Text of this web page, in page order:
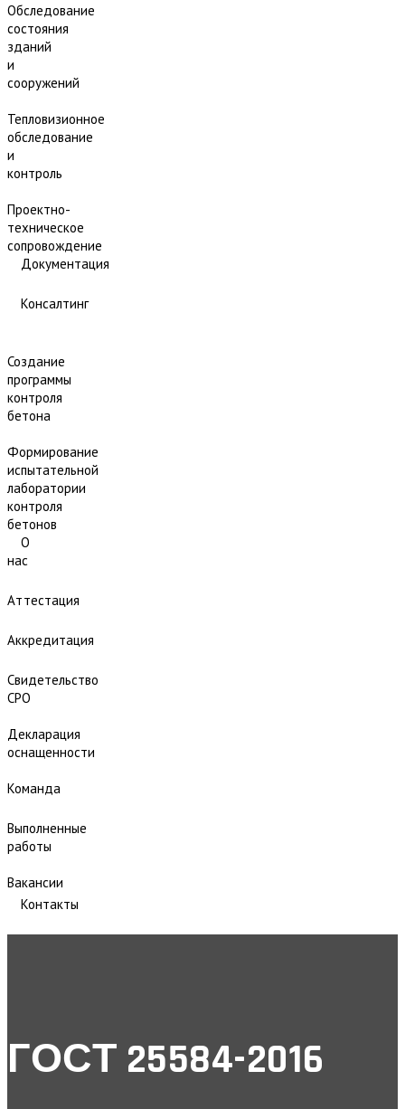
Обследование
состояния
зданий
и
сооружений
Тепловизионное
обследование
и
контроль
Проектно-
техническое
сопровождение
Документация
Консалтинг
Создание
программы
контроля
бетона
Формирование
испытательной
лаборатории
контроля
бетонов
О
нас
Аттестация
Аккредитация
Свидетельство
СРО
Декларация
оснащенности
Команда
Выполненные
работы
Вакансии
Контакты
ГОСТ 25584-2016